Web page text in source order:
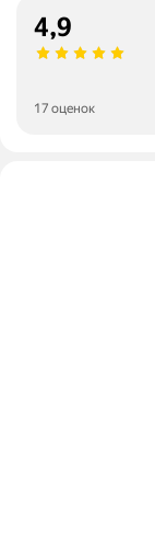
4,9
17 оценок